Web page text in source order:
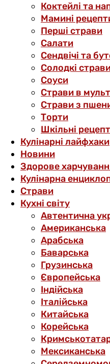
Коктейлі та
Мамині
Перші страви
Салати
Сендвічі та
Солодкі
Соуси
Страви в
Страви з
Торти
Шкільні
Кулінарні лайфхаки
Новини
Здорове
Кулінарна
Страви
Кухні світу
Автентична
Американська
Арабська
Баварська
Грузинська
Європейська
Індійська
Італійська
Китайська
Корейська
Мексиканська